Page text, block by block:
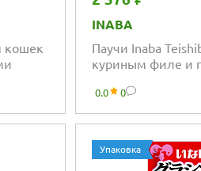
кошек
INABA
Паучи Inaba
куриным филе и
0.0 0
Упаковка